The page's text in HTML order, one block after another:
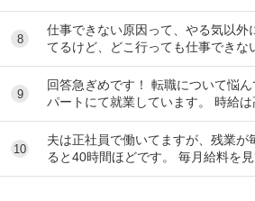
は祝日で月曜日は会社は休みで、決
8
仕事できない原因って、やる気以外
てるけど、どこ行っても仕事できな
し、重要な仕事なんて一回も任され
9
回答急ぎめです！ 転職について悩
パートにて就業しています。 時給は
20円で、1日6時間で働いています。
10
夫は正社員で働いてますが、残業が
ると40時間ほどです。 毎月給料を
ありがたい、副業しなくて済むし、